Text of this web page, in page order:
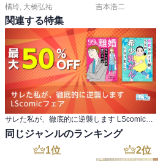
橘玲 大橋弘祐
吉本浩二
関連する特集
同じジャンルのランキング
1位 2位